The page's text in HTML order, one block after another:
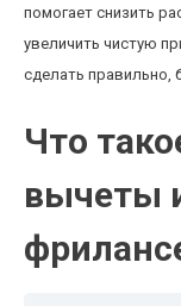
помогает снизить
увеличить чистую
сделать правильно,
Что
вычеты